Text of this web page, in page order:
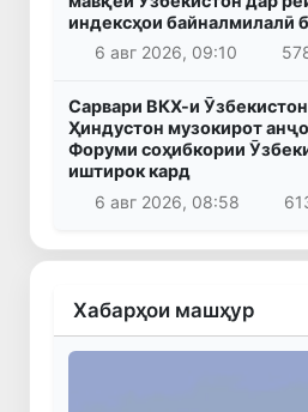
индексҳои байналмилалӣ
6 авг 2026, 09:10
Сарвари ВКХ-и
Ҳиндустон музокирот
Форуми соҳибкории
иштирок кард
6 авг 2026, 08:58
Хабарҳои машҳур